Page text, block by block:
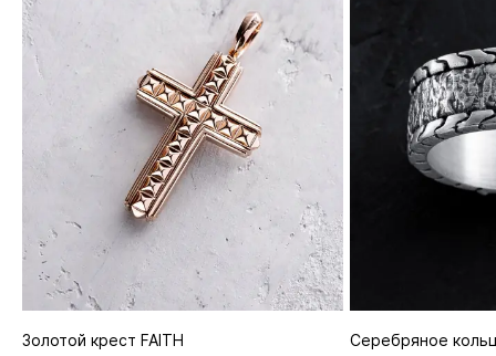
Золотой крест FAITH Серебряное